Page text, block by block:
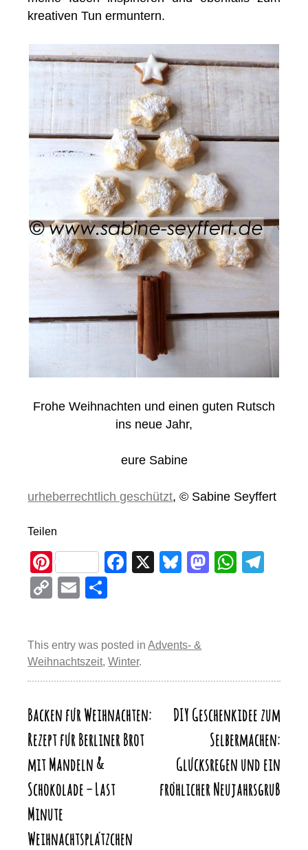
kreativen Tun ermuntern.
Frohe Weihnachten und einen guten Rutsch
ins neue Jahr,
eure Sabine
urheberrechtlich geschützt, © Sabine Seyffert
Teilen
Pi
nt
er
st
F
b
o
k
X
Bl
y
M
W
C
y
Li
k
E
n
This entry was posted inAdvents- &
Weihnachtszeit,Winter.
Beitragsnavigation
Backen für Weihnachten:
Rezept für Berliner Brot
mit Mandeln &
Schokolade – Last
Minute
Weihnachtsplätzchen
DIY Geschenkidee zum
Selbermachen:
Glücksregen und ein
fröhlicher Neujahrsgruß